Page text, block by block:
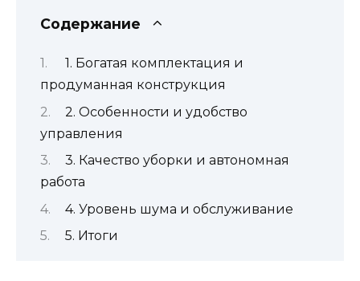
Содержание
1. Богатая комплектация и
продуманная конструкция
2. Особенности и удобство
управления
3. Качество уборки и автономная
работа
4. Уровень шума и обслуживание
5. Итоги